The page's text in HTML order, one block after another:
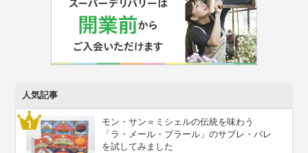
人気記事
モン・サン＝ミシェルの伝統を味わう
「ラ・メール・プラール」のサブレ・パレ
を試してみました